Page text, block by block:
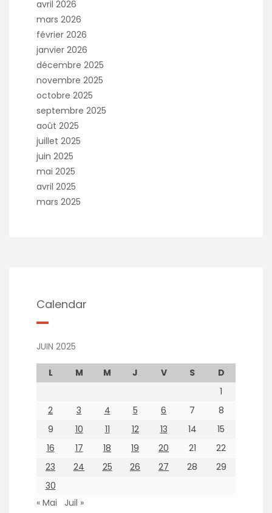
avril 2026
mars 2026
février 2026
janvier 2026
décembre 2025
novembre 2025
octobre 2025
septembre 2025
août 2025
juillet 2025
juin 2025
mai 2025
avril 2025
mars 2025
Calendar
JUIN 2025
L M M J V S
D
1
2
3 4 5 6 7
8
9
10 11 12 13 14
15
16
17 18 19 20 21
22
23
24 25 26 27 28
29
30
« Mai
Juil »